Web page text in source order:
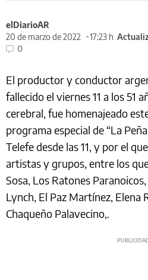
elDiarioAR
20 de marzo de 2022
17:23 h
0
El productor y conductor
fallecido el viernes 11 a los 51
cerebral, fue homenajeado
programa especial de “La
Telefe desde las 11, y por el
artistas y grupos, entre los
Sosa, Los Ratones
Lynch, El Paz Martínez, Elena
Chaqueño Palavecino,.